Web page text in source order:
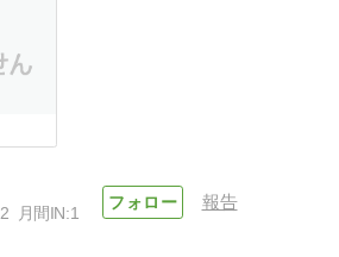
2 月間IN:1
報告